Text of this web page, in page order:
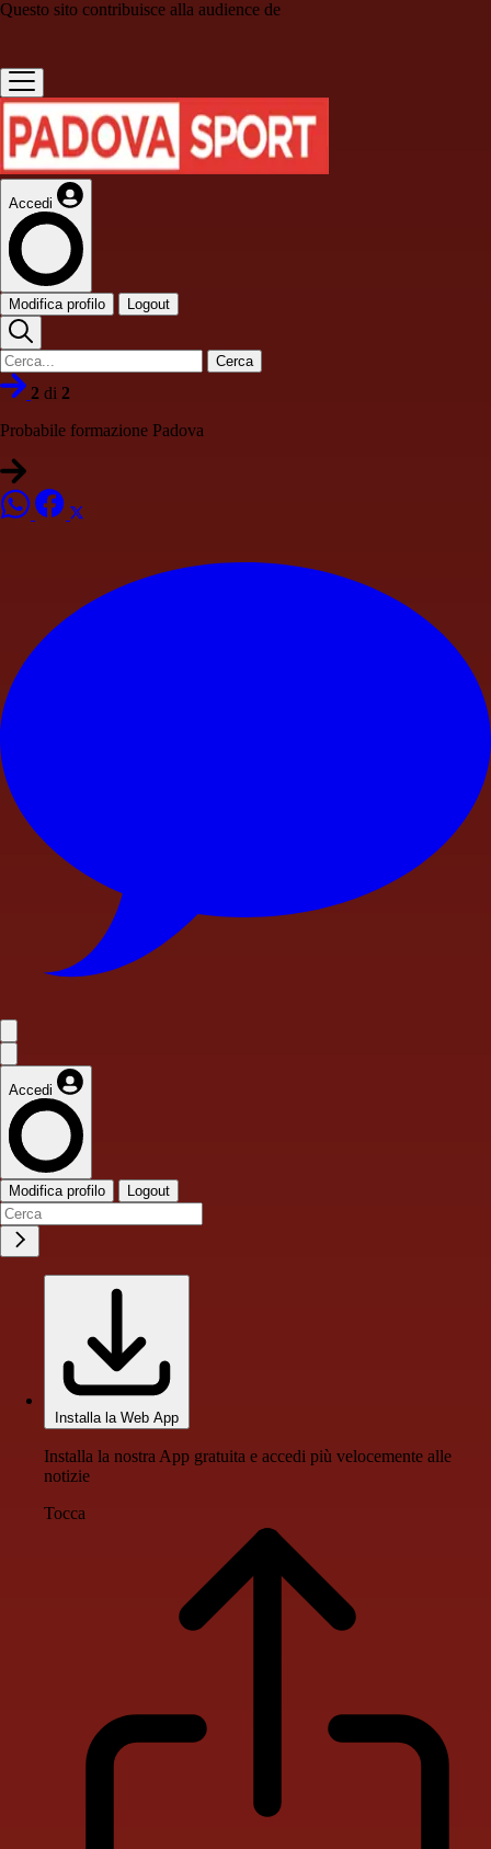
Questo sito contribuisce alla audience de
Accedi
Modifica profilo Logout
Cerca
2 di 2
Probabile formazione Padova
Accedi
Modifica profilo Logout
Installa la Web App
Installa la nostra App gratuita e accedi più velocemente alle
notizie
Tocca